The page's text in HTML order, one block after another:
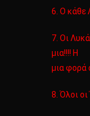
6. Ο κάθε
7. Οι
μια!!!! Η
μια φορά
8. Όλοι